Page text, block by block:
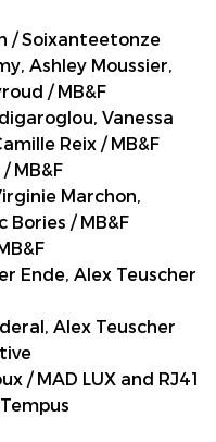
/ Soixanteetonze
Ashley Moussier,
/ MB&F
Vanessa
Reix / MB&F
MB&F
Marchon,
Bories / MB&F
Ende, Alex Teuscher
Alex Teuscher
/ MAD LUX and RJ41